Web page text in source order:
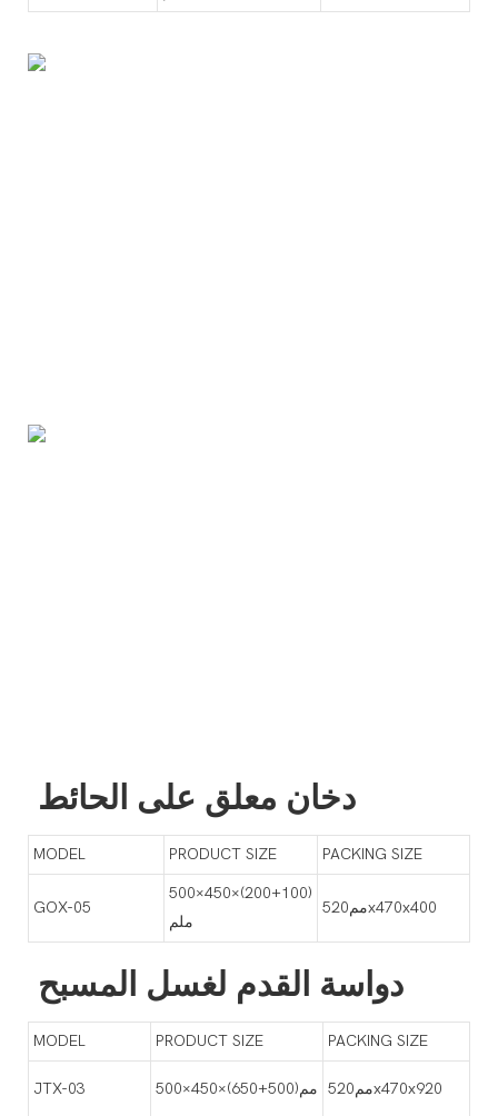
دخان معلق على الحائط
MODEL PRODUCT SIZE PACKING SIZE
GOX-05
500×450×(200+100)
ملم
مم520x470x400
دواسة القدم لغسل المسبح
MODEL PRODUCT SIZE PACKING SIZE
JTX-03 500×450×(650+500)مم مم520x470x920